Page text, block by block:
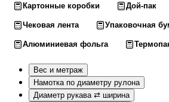
Картонные коробки Дой-пак
Чековая лента Упаковочная
Алюминиевая фольга
Вес и метраж
Намотка по диаметру рулона
Диаметр рукава ⇄ ширина